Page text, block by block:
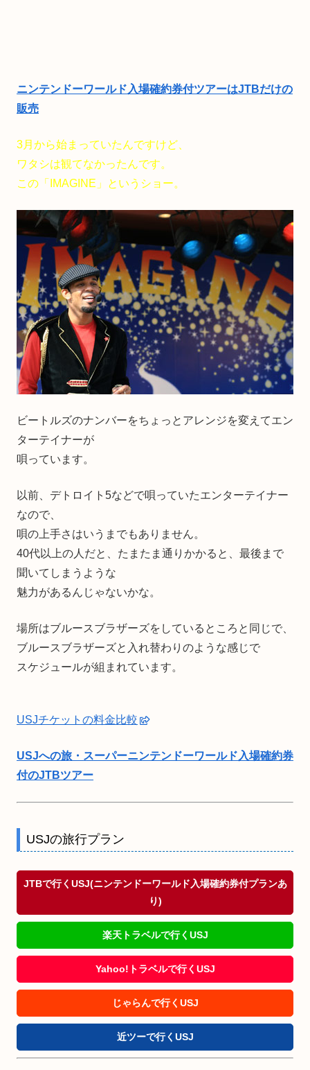
ニンテンドーワールド入場確約券付ツアーはJTBだけの
販売
3月から始まっていたんですけど、
ワタシは観てなかったんです。
この「IMAGINE」というショー。
ビートルズのナンバーをちょっとアレンジを変えてエン
ターテイナーが
唄っています。
以前、デトロイト5などで唄っていたエンターテイナー
なので、
唄の上手さはいうまでもありません。
40代以上の人だと、たまたま通りかかると、最後まで
聞いてしまうような
魅力があるんじゃないかな。
場所はブルースブラザーズをしているところと同じで、
ブルースブラザーズと入れ替わりのような感じで
スケジュールが組まれています。
USJチケットの料金比較
USJへの旅・スーパーニンテンドーワールド入場確約券
付のJTBツアー
USJの旅行プラン
JTBで行くUSJ(ニンテンドーワールド入場確約券付プランあ
り)
楽天トラベルで行くUSJ
Yahoo!トラベルで行くUSJ
じゃらんで行くUSJ
近ツーで行くUSJ